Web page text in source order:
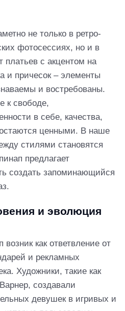
не только в ретро-
фотосессиях, но и в
платьев с акцентом на
и причесок – элементы
и востребованы.
к свободе,
в себе, качества,
ценными. В наше
стилями становятся
предлагает
создать запоминающийся
и эволюция
как ответвление от
и рекламных
Художники, такие как
создавали
девушек в игривых и